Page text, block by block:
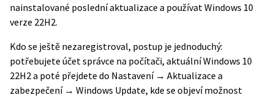
nainstalované poslední aktualizace a používat Windows 10
verze 22H2.
Kdo se ještě nezaregistroval, postup je jednoduchý:
potřebujete účet správce na počítači, aktuální Windows 10
22H2 a poté přejdete do Nastavení → Aktualizace a
zabezpečení → Windows Update, kde se objeví možnost